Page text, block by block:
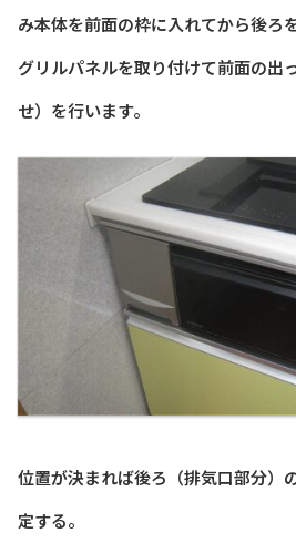
み本体を前面の枠に入れてから後ろ
グリルパネルを取り付けて前面の出
せ）を行います。
位置が決まれば後ろ（排気口部分）
定する。